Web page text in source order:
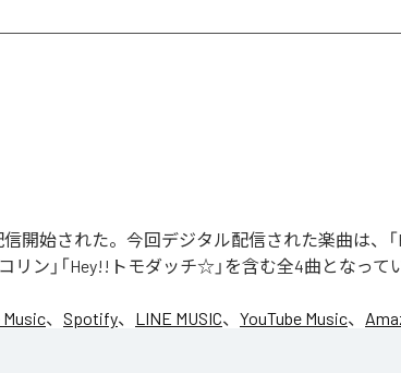
開始された。今回デジタル配信された楽曲は、「
リン」「Hey!!トモダッチ☆」を含む全4曲となって
、 Spotify、 LINE MUSIC、 YouTube Music、